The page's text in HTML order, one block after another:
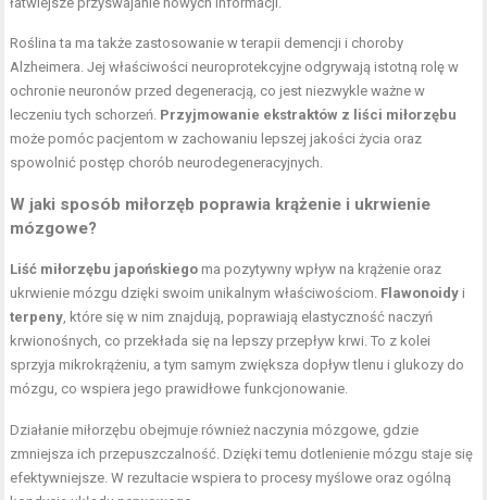
Roślina ta ma także zastosowanie w terapii demencji i choroby
Alzheimera. Jej właściwości neuroprotekcyjne odgrywają istotną rolę w
ochronie neuronów przed degeneracją, co jest niezwykle ważne w
leczeniu tych schorzeń. Przyjmowanie ekstraktów z liści miłorzębu
może pomóc pacjentom w zachowaniu lepszej jakości życia oraz
spowolnić postęp chorób neurodegeneracyjnych.
W jaki sposób miłorzęb poprawia krążenie i ukrwienie
mózgowe?
Liść miłorzębu japońskiego ma pozytywny wpływ na krążenie oraz
ukrwienie mózgu dzięki swoim unikalnym właściwościom. Flawonoidy i
terpeny, które się w nim znajdują, poprawiają elastyczność naczyń
krwionośnych, co przekłada się na lepszy przepływ krwi. To z kolei
sprzyja mikrokrążeniu, a tym samym zwiększa dopływ tlenu i glukozy do
mózgu, co wspiera jego prawidłowe funkcjonowanie.
Działanie miłorzębu obejmuje również naczynia mózgowe, gdzie
zmniejsza ich przepuszczalność. Dzięki temu dotlenienie mózgu staje się
efektywniejsze. W rezultacie wspiera to procesy myślowe oraz ogólną